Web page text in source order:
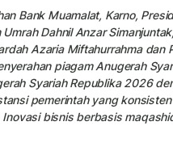
Bank Muamalat, Karno,
Dahnil Anzar
Azaria Miftahurrahma dan
piagam Anugerah
Syariah Republika 2026
pemerintah yang
Inovasi bisnis berbasis